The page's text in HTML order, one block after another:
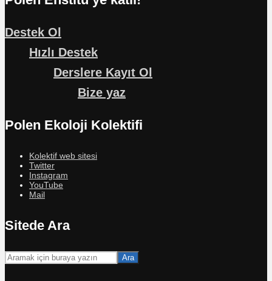
Destek Ol
Hızlı Destek
Derslere Kayıt Ol
Bize yaz
Polen Ekoloji Kolektifi
Kolektif web sitesi
Twitter
Instagram
YouTube
Mail
Sitede Ara
Ara